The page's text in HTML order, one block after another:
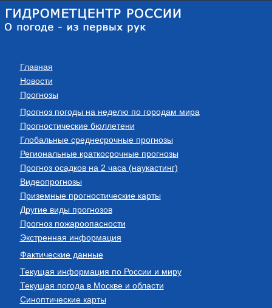
Главная
Новости
Прогнозы
Прогноз погоды на неделю по городам мира
Прогностические бюллетени
Глобальные среднесрочные прогнозы
Региональные краткосрочные прогнозы
Прогноз осадков на 2 часа (наукастинг)
Видеопрогнозы
Приземные прогностические карты
Другие виды прогнозов
Прогноз пожароопасности
Экстренная информация
Фактические данные
Текущая информация по России и миру
Текущая погода в Москве и области
Синоптические карты